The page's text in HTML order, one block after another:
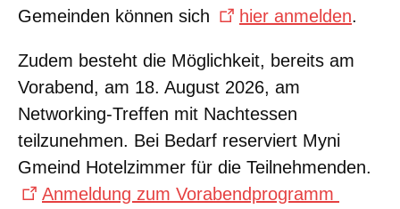
Gemeinden können sich
hier anmelden.
Zudem besteht die Möglichkeit, bereits am
Vorabend, am 18. August 2026, am
Networking-Treffen mit Nachtessen
teilzunehmen. Bei Bedarf reserviert Myni
Gmeind Hotelzimmer für die Teilnehmenden.
Anmeldung zum Vorabendprogramm